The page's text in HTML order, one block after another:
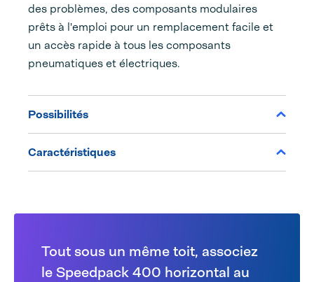
des problèmes, des composants modulaires
prêts à l'emploi pour un remplacement facile et
un accès rapide à tous les composants
pneumatiques et électriques.
Possibilités
Caractéristiques
Tout sous un même toit, associez
le Speedpack 400 horizontal au